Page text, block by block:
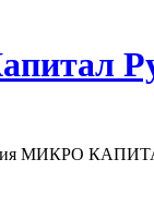
МИКРО